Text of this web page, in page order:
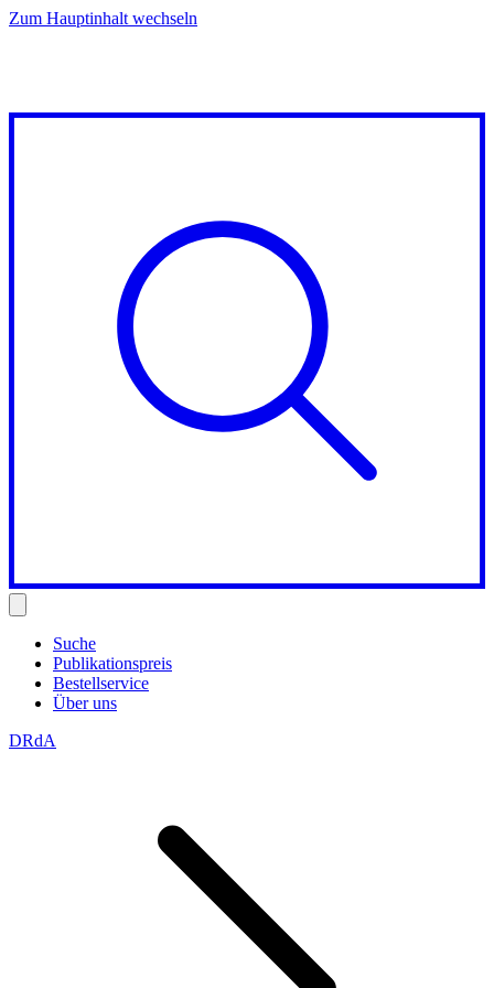
Zum Hauptinhalt wechseln
Suche
Publikationspreis
Bestellservice
Über uns
DRdA